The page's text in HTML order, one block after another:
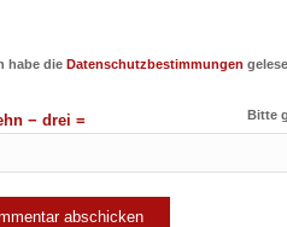
habe die Datenschutzbestimmungen
Bitte
− drei =